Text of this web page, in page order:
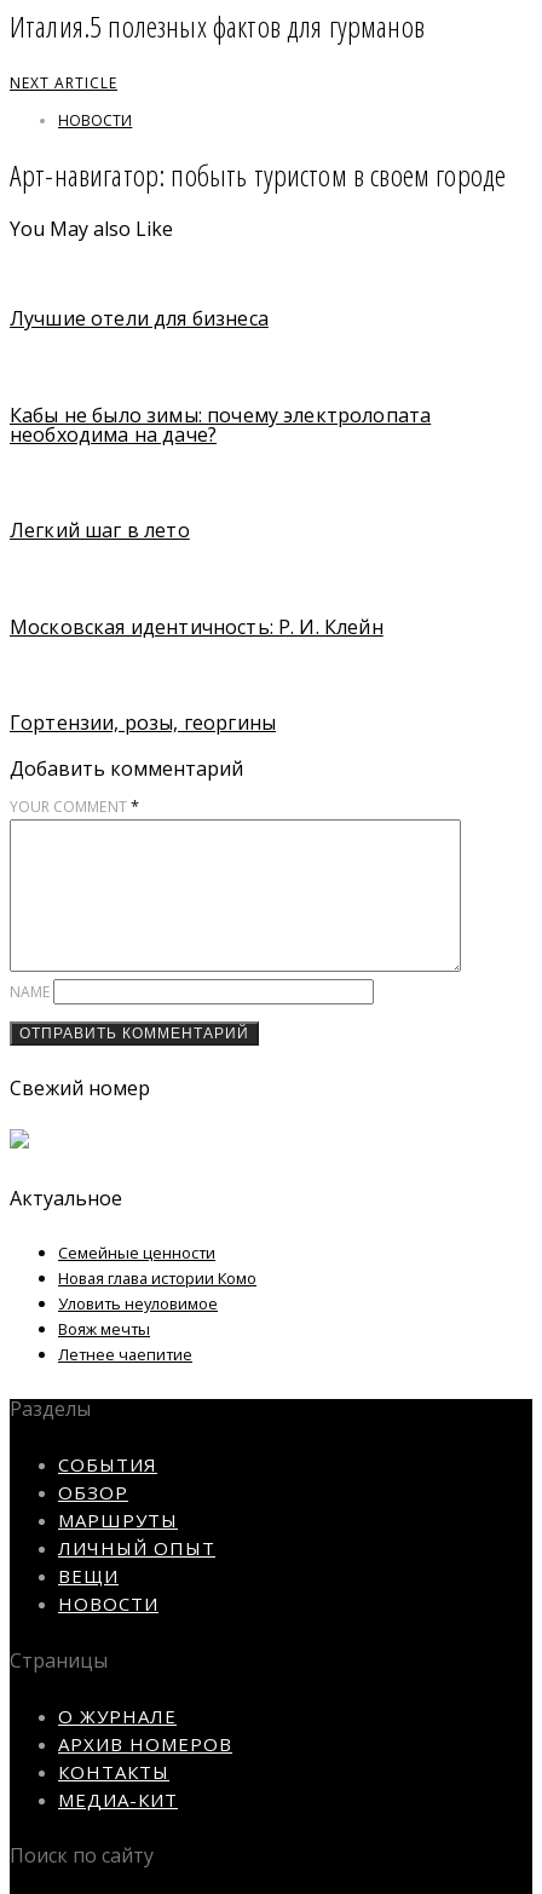
Италия.5 полезных фактов для гурманов
NEXT ARTICLE
НОВОСТИ
Арт-навигатор: побыть туристом в своем городе
You May also Like
Лучшие отели для бизнеса
Кабы не было зимы: почему электролопата
необходима на даче?
Легкий шаг в лето
Московская идентичность: Р. И. Клейн
Гортензии, розы, георгины
Добавить комментарий
YOUR COMMENT*
NAME
Свежий номер
Актуальное
Семейные ценности
Новая глава истории Комо
Уловить неуловимое
Вояж мечты
Летнее чаепитие
Разделы
СОБЫТИЯ
ОБЗОР
МАРШРУТЫ
ЛИЧНЫЙ ОПЫТ
ВЕЩИ
НОВОСТИ
Страницы
О ЖУРНАЛЕ
АРХИВ НОМЕРОВ
КОНТАКТЫ
МЕДИА-КИТ
Поиск по сайту